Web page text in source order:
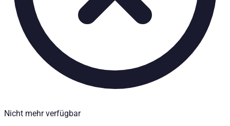
Fahrzeugkompatibilität
Passend für
Nissan Navara (D40) Baujahr ab 2005 - 2015
Kategorien
Nicht mehr verfügbar